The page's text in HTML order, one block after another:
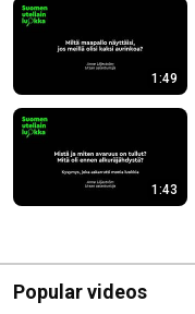
1:49
1:43
Popular videos